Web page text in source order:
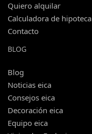
Quiero alquilar
Calculadora de hipoteca
Contacto
BLOG
Blog
Noticias eica
Consejos eica
Decoración eica
Equipo eica